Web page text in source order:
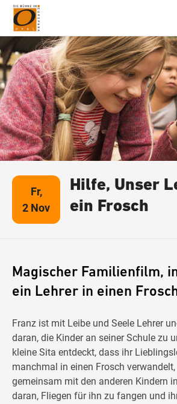
Wegbeschreibung
Fr,
2 Nov
Hilfe, Unser
ein Frosch
Magischer Familienfilm,
ein Lehrer in einen
Franz ist mit Leibe und Seele Lehrer
daran, die Kinder an seiner Schule zu
kleine Sita entdeckt, dass ihr
manchmal in einen Frosch
gemeinsam mit den anderen Kindern
daran, Fliegen für ihn zu fangen und